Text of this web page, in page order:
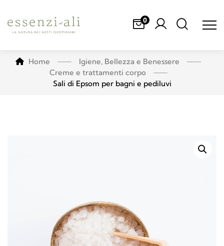
0
Home
Igiene, Bellezza e Benessere
Creme e trattamenti corpo
Sali di Epsom per bagni e pediluvi